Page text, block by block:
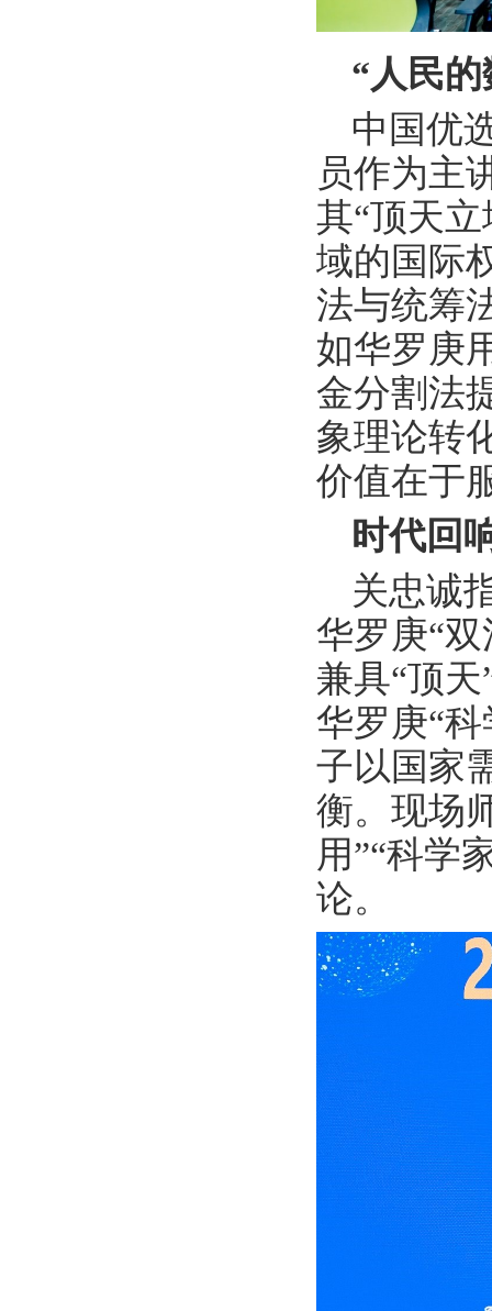
“人民
中国优
员作为主
其“顶天
域的国际
法与统筹
如华罗庚
金分割法
象理论转
价值在于
时代回
关忠诚
华罗庚“
兼具“顶
华罗庚“
子以国家
衡。现场
用”“科学
论。